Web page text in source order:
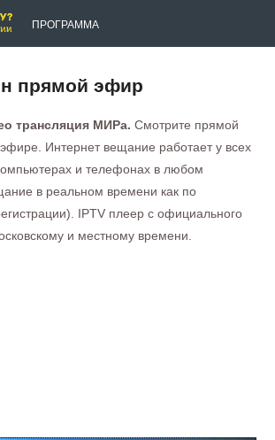
ПРОГРАММА
прямой эфир
трансляция МИРа. Смотрите прямой
Интернет вещание работает у всех
и телефонах в любом
в реальном времени как по
IPTV плеер с официального
и местному времени.